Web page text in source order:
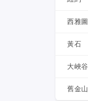
西雅圖
黃石
大峽谷
舊金山